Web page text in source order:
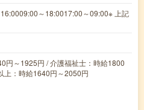
16:0009:00～18:0017:00～09:00※ 上記
円～1925円 / 介護福祉士：時給1800
上：時給1640円～2050円